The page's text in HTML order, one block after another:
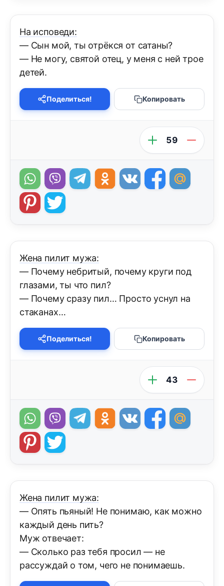
На исповеди:
— Сын мой, ты отрёкся от сатаны?
— Не могу, святой отец, у меня с ней трое
детей.
Поделиться! Копировать
59
Жена пилит мужа:
— Почему небритый, почему круги под
глазами, ты что пил?
— Почему сразу пил… Просто уснул на
стаканах…
Поделиться! Копировать
43
Жена пилит мужа:
— Опять пьяный! Не понимаю, как можно
каждый день пить?
Муж отвечает:
— Сколько раз тебя просил — не
рассуждай о том, чего не понимаешь.